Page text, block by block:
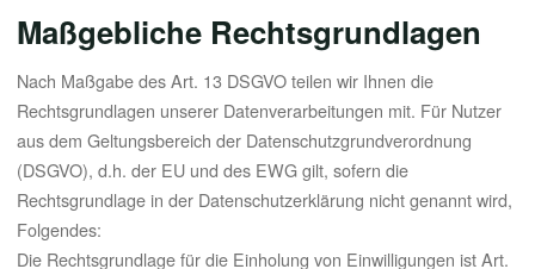
Maßgebliche Rechtsgrundlagen
Nach Maßgabe des Art. 13 DSGVO teilen wir Ihnen die
Rechtsgrundlagen unserer Datenverarbeitungen mit. Für Nutzer
aus dem Geltungsbereich der Datenschutzgrundverordnung
(DSGVO), d.h. der EU und des EWG gilt, sofern die
Rechtsgrundlage in der Datenschutzerklärung nicht genannt wird,
Folgendes:
Die Rechtsgrundlage für die Einholung von Einwilligungen ist Art.